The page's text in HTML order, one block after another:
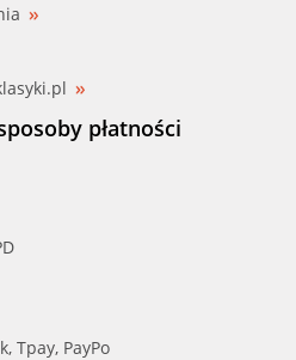
płatności
Tpay, PayPo